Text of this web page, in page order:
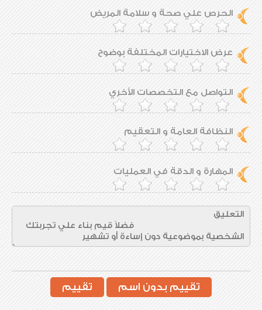
الحرص علي صحة و سلامة المريض
عرض الاختيارات المختلفة بوضوح
التواصل مع التخصصات الأخري
النظافة العامة و التعقيم
المهارة و الدقة في العمليات
تقييم بدون اسم تقييم